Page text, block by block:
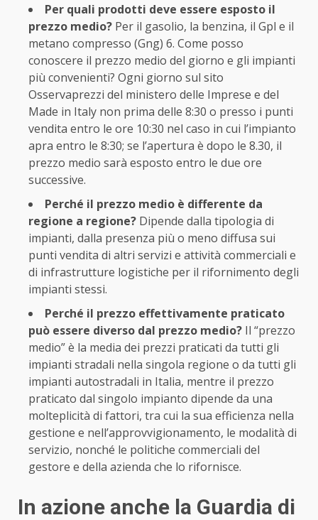
Per quali prodotti deve essere esposto il
prezzo medio? Per il gasolio, la benzina, il Gpl e il
metano compresso (Gng) 6. Come posso
conoscere il prezzo medio del giorno e gli impianti
più convenienti? Ogni giorno sul sito
Osservaprezzi del ministero delle Imprese e del
Made in Italy non prima delle 8:30 o presso i punti
vendita entro le ore 10:30 nel caso in cui l’impianto
apra entro le 8:30; se l’apertura è dopo le 8.30, il
prezzo medio sarà esposto entro le due ore
successive.
Perché il prezzo medio è differente da
regione a regione? Dipende dalla tipologia di
impianti, dalla presenza più o meno diffusa sui
punti vendita di altri servizi e attività commerciali e
di infrastrutture logistiche per il rifornimento degli
impianti stessi.
Perché il prezzo effettivamente praticato
può essere diverso dal prezzo medio? Il “prezzo
medio” è la media dei prezzi praticati da tutti gli
impianti stradali nella singola regione o da tutti gli
impianti autostradali in Italia, mentre il prezzo
praticato dal singolo impianto dipende da una
molteplicità di fattori, tra cui la sua efficienza nella
gestione e nell’approvvigionamento, le modalità di
servizio, nonché le politiche commerciali del
gestore e della azienda che lo rifornisce.
In azione anche la Guardia di